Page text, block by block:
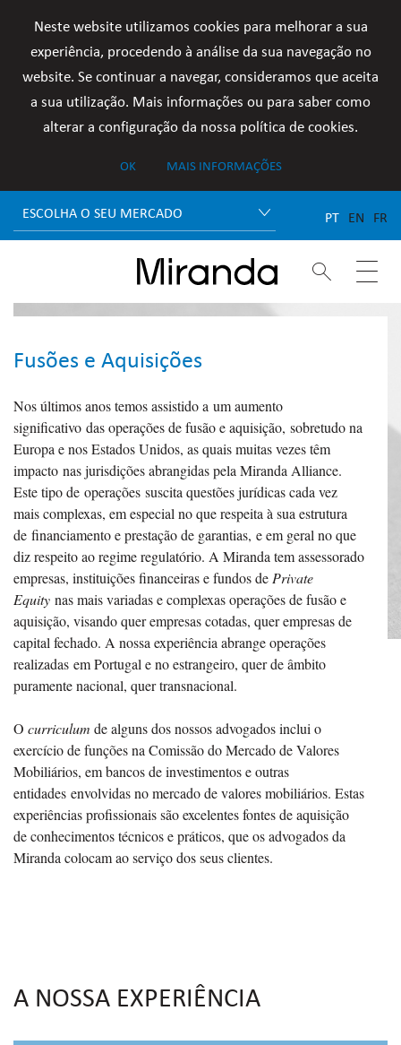
Neste website utilizamos cookies para melhorar a sua
experiência, procedendo à análise da sua navegação no
website. Se continuar a navegar, consideramos que aceita
a sua utilização. Mais informações ou para saber como
alterar a configuração da nossa política de cookies.
OK MAIS INFORMAÇÕES
ESCOLHA O SEU MERCADO PT EN FR
 
Fusões e Aquisições
Nos últimos anos temos assistido a um aumento
significativo das operações de fusão e aquisição, sobretudo na
Europa e nos Estados Unidos, as quais muitas vezes têm
impacto nas jurisdições abrangidas pela Miranda Alliance.
Este tipo de operações suscita questões jurídicas cada vez
mais complexas, em especial no que respeita à sua estrutura
de financiamento e prestação de garantias, e em geral no que
diz respeito ao regime regulatório. A Miranda tem assessorado
empresas, instituições financeiras e fundos de Private
Equity nas mais variadas e complexas operações de fusão e
aquisição, visando quer empresas cotadas, quer empresas de
capital fechado. A nossa experiência abrange operações
realizadas em Portugal e no estrangeiro, quer de âmbito
puramente nacional, quer transnacional.
O curriculum de alguns dos nossos advogados inclui o
exercício de funções na Comissão do Mercado de Valores
Mobiliários, em bancos de investimentos e outras
entidades envolvidas no mercado de valores mobiliários. Estas
experiências profissionais são excelentes fontes de aquisição
de conhecimentos técnicos e práticos, que os advogados da
Miranda colocam ao serviço dos seus clientes.
A NOSSA EXPERIÊNCIA